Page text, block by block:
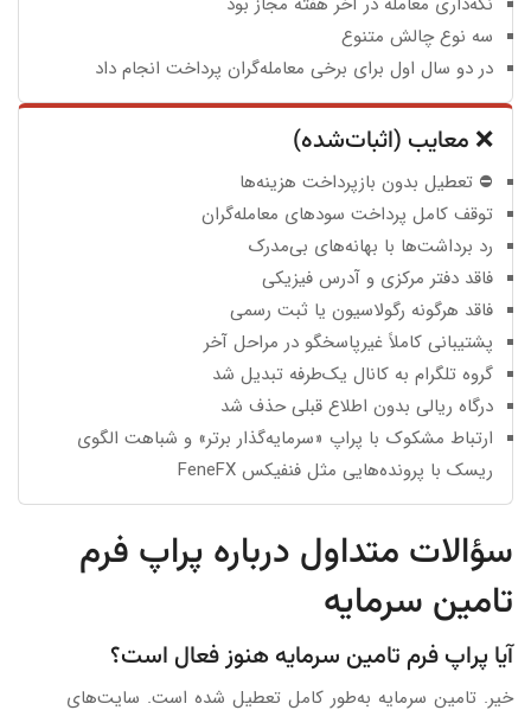
سه نوع چالش متنوع
در دو سال اول برای برخی معامله‌گران پرداخت انجام داد
❌ معایب (اثبات‌شده)
⛔ تعطیل بدون بازپرداخت هزینه‌ها
توقف کامل پرداخت سودهای معامله‌گران
رد برداشت‌ها با بهانه‌های بی‌مدرک
فاقد دفتر مرکزی و آدرس فیزیکی
فاقد هرگونه رگولاسیون یا ثبت رسمی
پشتیبانی کاملاً غیرپاسخگو در مراحل آخر
گروه تلگرام به کانال یک‌طرفه تبدیل شد
درگاه ریالی بدون اطلاع قبلی حذف شد
ارتباط مشکوک با پراپ «سرمایه‌گذار برتر» و شباهت الگوی
ریسک با پرونده‌هایی مثل فنفیکس FeneFX
سؤالات متداول درباره پراپ فرم
تامین سرمایه
آیا پراپ فرم تامین سرمایه هنوز فعال است؟
خیر. تامین سرمایه به‌طور کامل تعطیل شده است. سایت‌های